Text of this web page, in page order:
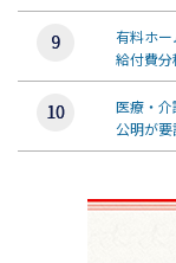
有料ホ
給付費分
医療・
公明が要